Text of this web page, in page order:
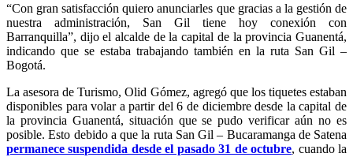
“Con gran satisfacción quiero anunciarles que gracias a la gestión de
nuestra administración, San Gil tiene hoy conexión con
Barranquilla”, dijo el alcalde de la capital de la provincia Guanentá,
indicando que se estaba trabajando también en la ruta San Gil –
Bogotá.
La asesora de Turismo, Olid Gómez, agregó que los tiquetes estaban
disponibles para volar a partir del 6 de diciembre desde la capital de
la provincia Guanentá, situación que se pudo verificar aún no es
posible. Esto debido a que la ruta San Gil – Bucaramanga de Satena
permanece suspendida desde el pasado 31 de octubre, cuando la